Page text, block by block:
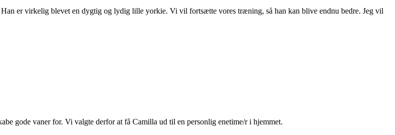
er virkelig blevet en dygtig og lydig lille yorkie. Vi vil fortsætte vores træning, så han kan blive endnu bedre. Jeg vil
gode vaner for. Vi valgte derfor at få Camilla ud til en personlig enetime/r i hjemmet.